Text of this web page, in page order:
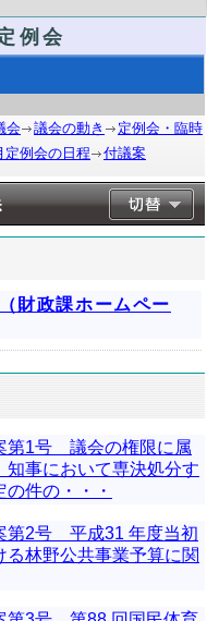
例会
会 議会の動き
定例会・臨時
定例会の日程 付議案
財政課ホームペー
第1号 議会の権限に属
知事において専決処分す
件の・・・
第2号 平成31 年度当初
る林野公共事業予算に関